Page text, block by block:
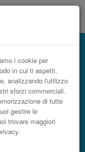
i cookie per
in cui ti aspetti,
analizzando l'utilizzo
sforzi commerciali.
di tutte
gestire le
trovare maggiori
Siena low
economico